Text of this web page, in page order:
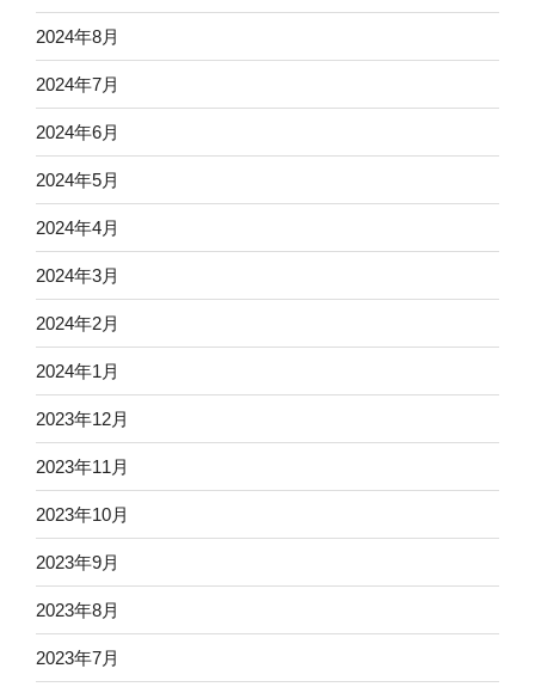
2024年8月
2024年7月
2024年6月
2024年5月
2024年4月
2024年3月
2024年2月
2024年1月
2023年12月
2023年11月
2023年10月
2023年9月
2023年8月
2023年7月